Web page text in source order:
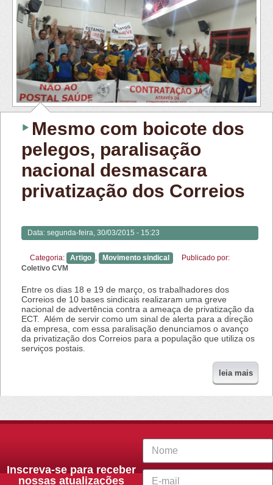
Mesmo com boicote dos
pelegos, paralisação
nacional desmascara
privatização dos Correios
Data: segunda-feira, 30/03/2015 - 15:23
Categoria: Artigo Movimento sindical
Publicado por:
Coletivo CVM
Entre os dias 18 e 19 de março, os trabalhadores dos
Correios de 10 bases sindicais realizaram uma greve
nacional de advertência contra a ameaça de privatização da
ECT. Além de servir como um sinal de alerta para a direção
da empresa, com essa paralisação denunciamos o avanço
da privatização dos Correios para a população que utiliza os
serviços postais.
leia mais
Inscreva-se para receber
nossas atualizações